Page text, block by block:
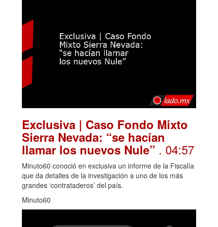
Exclusiva | Caso Fondo Mixto
Sierra Nevada: “se hacían
llamar los nuevos Nule” . 04:57
Minuto60 conoció en exclusiva un informe de la Fiscalía
que da detalles de la investigación a uno de los más
grandes ‘contrataderos’ del país.
Minuto60